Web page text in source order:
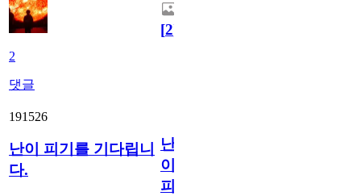
2
댓글
[2]
191526
난이 피기를 기다립니
다.
난
이
피